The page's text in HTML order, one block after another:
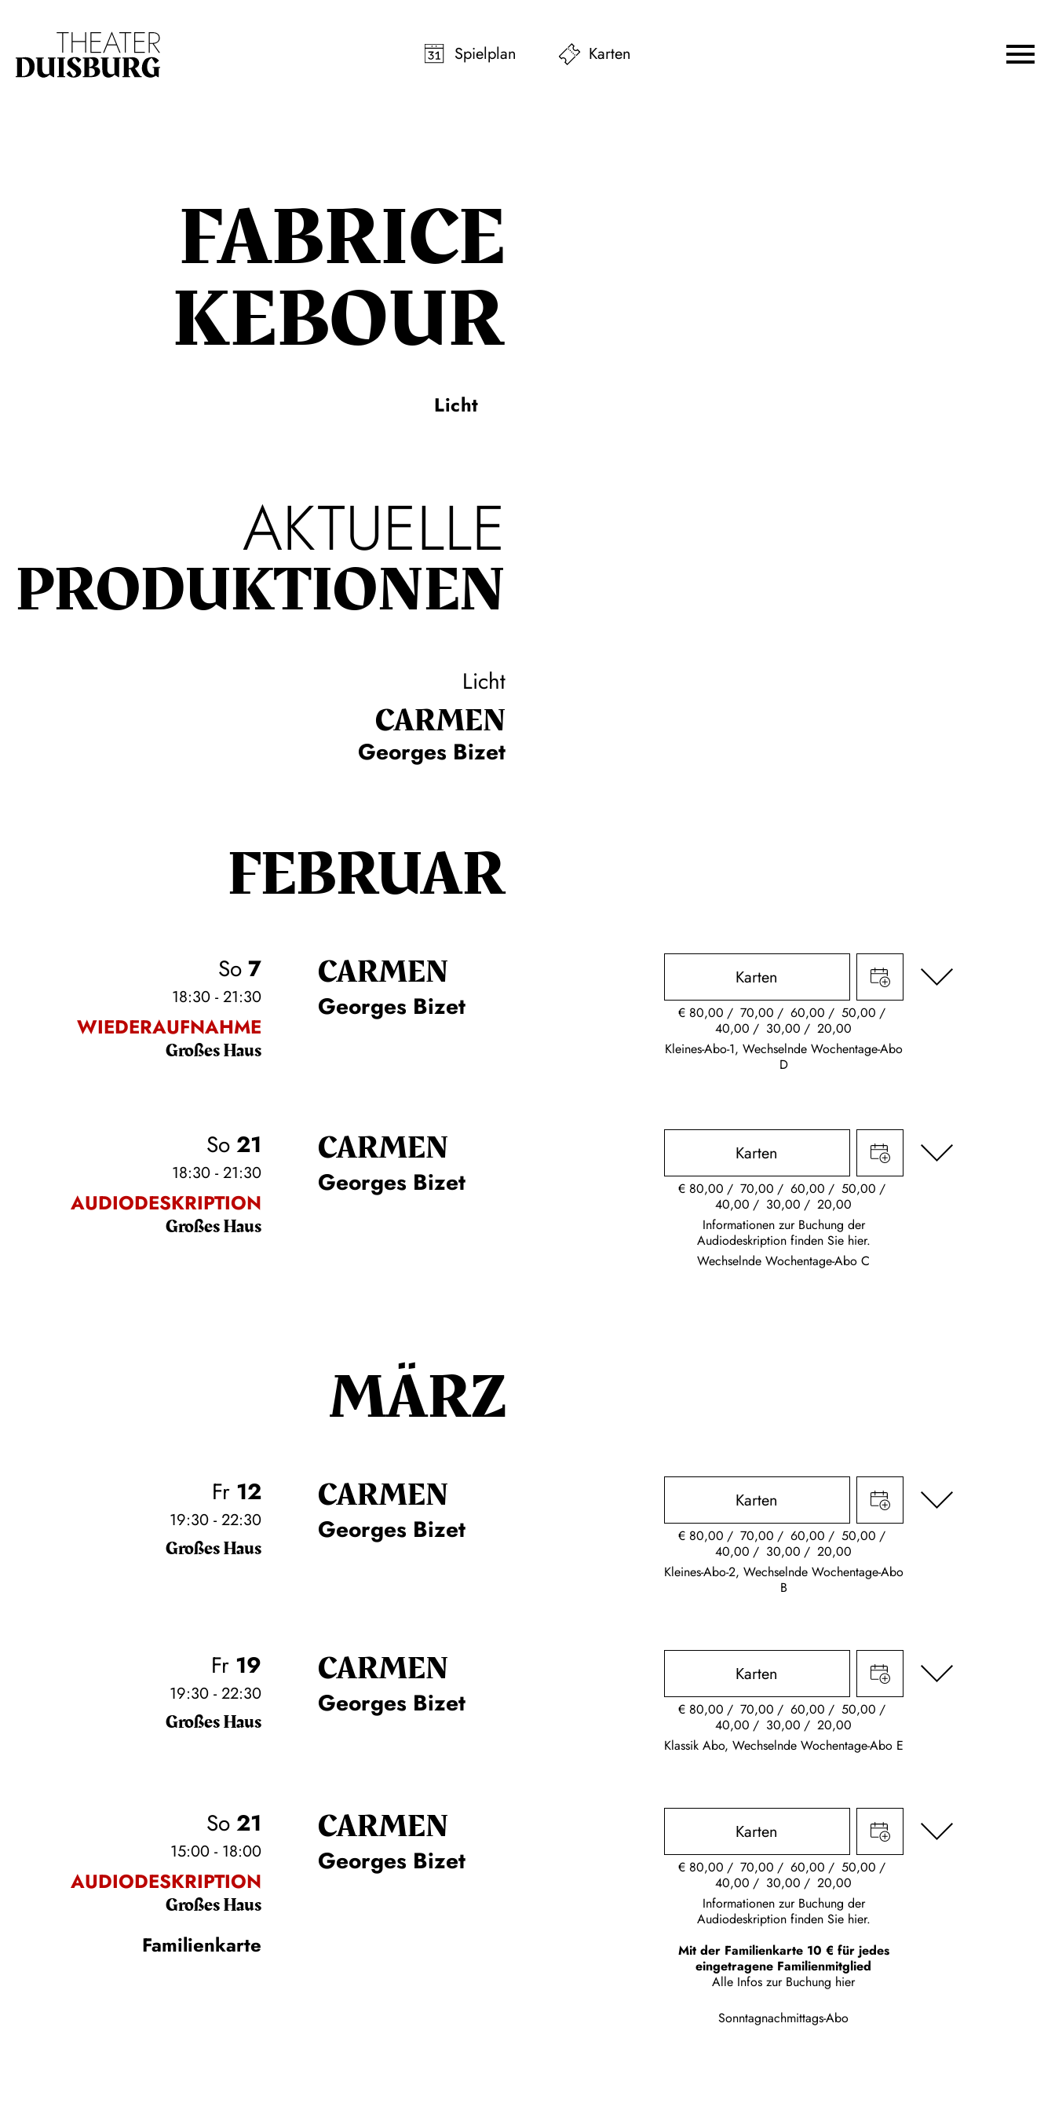
Spielplan
Karten
FABRICE
KEBOUR
Licht
AKTUELLE
PRODUKTIONEN
Licht
CARMEN
Georges Bizet
FEBRUAR
So7
18:30 - 21:30
WIEDERAUFNAHME
Großes Haus
CARMEN
Georges Bizet
Karten
€ 80,00 70,00 60,00
50,00
40,00
30,00
20,00
Kleines-Abo-1, Wechselnde Wochentage-Abo
D
So21
18:30 - 21:30
AUDIODESKRIPTION
Großes Haus
CARMEN
Georges Bizet
Karten
€ 80,00 70,00 60,00
50,00
40,00
30,00
20,00
Informationen zur Buchung der
Audiodeskription finden Sie hier.
Wechselnde Wochentage-Abo C
MÄRZ
Fr 12
19:30 - 22:30
Großes Haus
CARMEN
Georges Bizet
Karten
€ 80,00 70,00 60,00
50,00
40,00
30,00
20,00
Kleines-Abo-2, Wechselnde Wochentage-Abo
B
Fr 19
19:30 - 22:30
Großes Haus
CARMEN
Georges Bizet
Karten
€ 80,00 70,00 60,00
50,00
40,00
30,00
20,00
Klassik Abo, Wechselnde Wochentage-Abo E
So21
15:00 - 18:00
AUDIODESKRIPTION
Großes Haus
Familienkarte
CARMEN
Georges Bizet
Karten
€ 80,00 70,00 60,00
50,00
40,00
30,00
20,00
Informationen zur Buchung der
Audiodeskription finden Sie hier.
Mit der Familienkarte 10 € für jedes
eingetragene Familienmitglied
Alle Infos zur Buchung hier
Sonntagnachmittags-Abo